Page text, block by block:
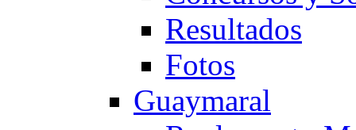
Resultados
Fotos
Guaymaral